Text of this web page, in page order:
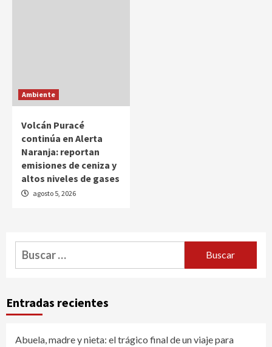
Ambiente
Volcán Puracé
continúa en Alerta
Naranja: reportan
emisiones de ceniza y
altos niveles de gases
agosto 5, 2026
Buscar:
Entradas recientes
Abuela, madre y nieta: el trágico final de un viaje para